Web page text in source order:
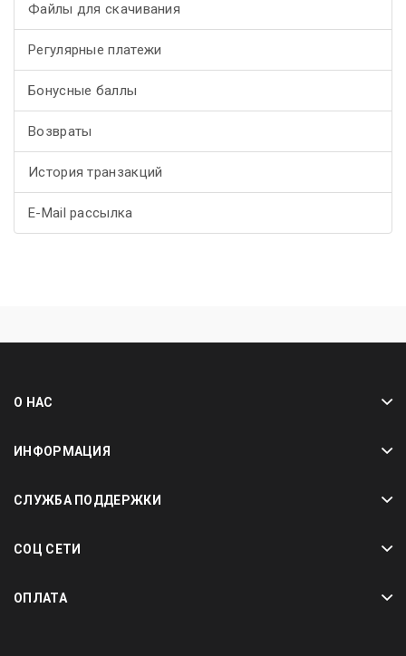
Файлы для скачивания
Регулярные платежи
Бонусные баллы
Возвраты
История транзакций
E-Mail рассылка
О НАС
ИНФОРМАЦИЯ
СЛУЖБА ПОДДЕРЖКИ
СОЦ СЕТИ
ОПЛАТА